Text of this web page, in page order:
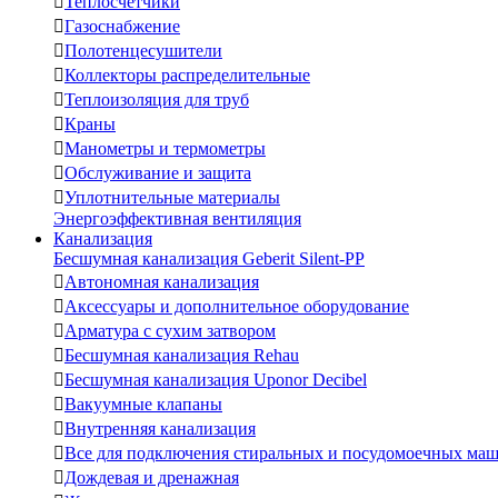
Газоснабжение
Полотенцесушители
Коллекторы распределительные
Теплоизоляция для труб
Краны
Манометры и термометры
Обслуживание и защита
Уплотнительные материалы
Энергоэффективная вентиляция
Канализация
Бесшумная канализация Geberit Silent-PP
Автономная канализация
Аксессуары и дополнительное оборудование
Арматура с сухим затвором
Бесшумная канализация Rehau
Бесшумная канализация Uponor Decibel
Вакуумные клапаны
Внутренняя канализация
Все для подключения стиральных и посудомоечных
Дождевая и дренажная